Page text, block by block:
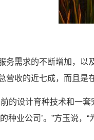
务需求的不断增加，
营收的近七成，而且是
的设计育种技术和一
种业公司’。”方玉说